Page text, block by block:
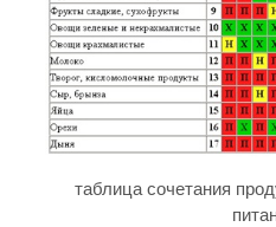
таблица сочетания